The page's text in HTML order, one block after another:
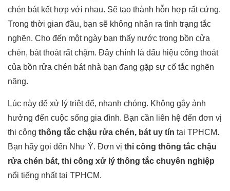
chén bát kết hợp với nhau. Sẽ tạo thành hỗn hợp rất cứng.
Trong thời gian đầu, bạn sẽ không nhận ra tình trạng tắc
nghẽn. Cho đến một ngày bạn thấy nước trong bồn cửa
chén, bát thoát rất chậm. Đây chính là dấu hiệu cống thoát
của bồn rửa chén bát nhà bạn đang gặp sự cố tắc nghẽn
nặng.
Lúc này để xử lý triệt để, nhanh chóng. Không gây ảnh
hưởng đến cuộc sống gia đình. Bạn cần liên hệ đến đơn vị
thi công thông tắc chậu rửa chén, bát uy tín tại TPHCM.
Bạn hãy gọi đến Như Ý. Đơn vị thi công thông tắc chậu
rửa chén bát, thi công xử lý thông tắc chuyên nghiệp
nổi tiếng nhất tại TPHCM.